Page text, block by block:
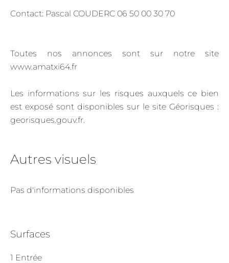
Contact: Pascal COUDERC 06 50 00 30 70
Toutes nos annonces sont sur notre site
www.amatxi64.fr
Les informations sur les risques auxquels ce bien
est exposé sont disponibles sur le site Géorisques :
georisques.gouv.fr.
Autres visuels
Pas d'informations disponibles
Surfaces
1 Entrée